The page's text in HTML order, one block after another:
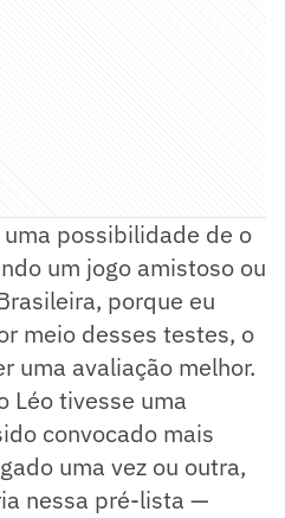
possibilidade de o
um jogo amistoso ou
porque eu
meio desses testes, o
uma avaliação melhor.
Léo tivesse uma
convocado mais
uma vez ou outra,
nessa pré-lista —